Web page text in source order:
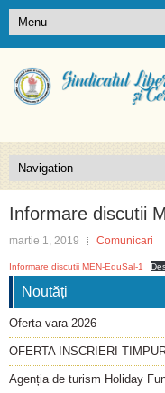
Informare discutii
martie 1, 2019 Comunicari
Informare discutii MEN-EduSal-1
Noutăți
Oferta vara 2026
OFERTA INSCRIERI
Agenția de turism Holiday